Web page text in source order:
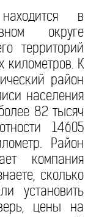
в
округе
территорий
километров. К
район
населения
82 тысяч
14605
Район
компания
сколько
установить
цены на